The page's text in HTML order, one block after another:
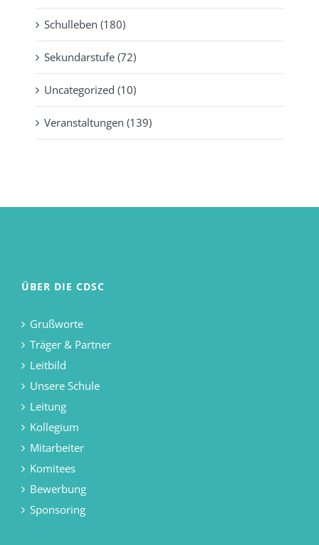
Schulleben (180)
Sekundarstufe (72)
Uncategorized (10)
Veranstaltungen (139)
ÜBER DIE CDSC
Grußworte
Träger & Partner
Leitbild
Unsere Schule
Leitung
Kollegium
Mitarbeiter
Komitees
Bewerbung
Sponsoring